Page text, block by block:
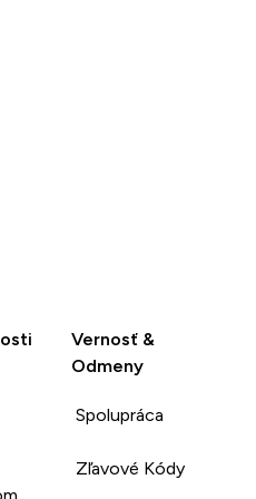
Vernosť &
Odmeny
Spolupráca
Zľavové Kódy